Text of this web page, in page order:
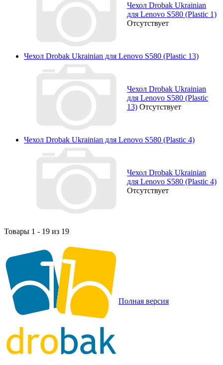
Чехол Drobak Ukrainian
для Lenovo S580 (Plastic 1)
Отсутствует
Чехол Drobak Ukrainian для Lenovo S580 (Plastic 13)
Чехол Drobak Ukrainian
для Lenovo S580 (Plastic
13) Отсутствует
Чехол Drobak Ukrainian для Lenovo S580 (Plastic 4)
Чехол Drobak Ukrainian
для Lenovo S580 (Plastic 4)
Отсутствует
Товары 1 - 19 из 19
Полная версия